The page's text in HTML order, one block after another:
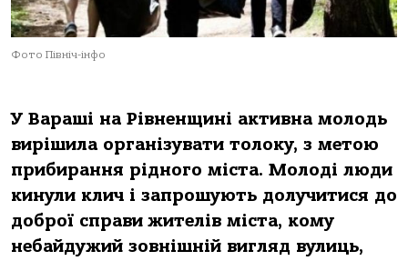
Фото Північ-інфо
У Вараші на Рівненщині активна молодь
вирішила організувати толоку, з метою
прибирання рідного міста. Молоді люди
кинули клич і запрошують долучитися до
доброї справи жителів міста, кому
небайдужий зовнішній вигляд вулиць,